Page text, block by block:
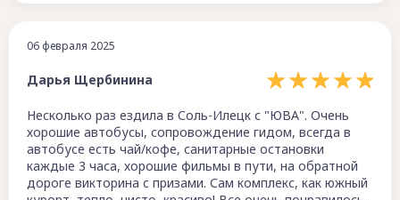
06 февраля 2025
Дарья Щербинина
Несколько раз ездила в Соль-Илецк с "ЮВА". Очень
хорошие автобусы, сопровождение гидом, всегда в
автобусе есть чай/кофе, санитарные остановки
каждые 3 часа, хорошие фильмы в пути, на обратной
дороге викторина с призами. Сам комплекс, как южный